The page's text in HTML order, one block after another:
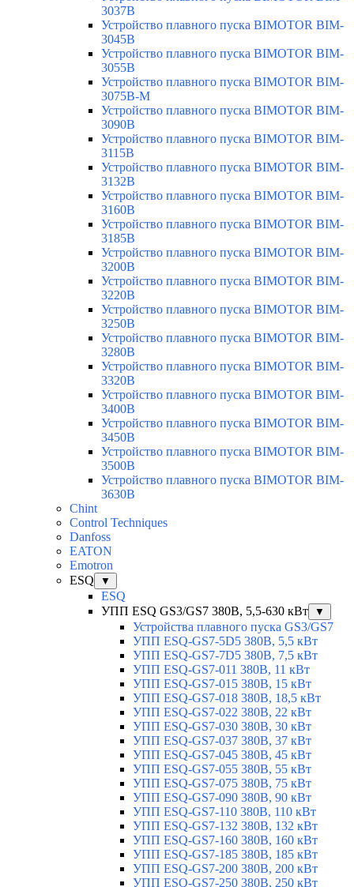
3037B
Устройство плавного пуска BIMOTOR BIM-
3045B
Устройство плавного пуска BIMOTOR BIM-
3055B
Устройство плавного пуска BIMOTOR BIM-
3075B-M
Устройство плавного пуска BIMOTOR BIM-
3090B
Устройство плавного пуска BIMOTOR BIM-
3115B
Устройство плавного пуска BIMOTOR BIM-
3132B
Устройство плавного пуска BIMOTOR BIM-
3160B
Устройство плавного пуска BIMOTOR BIM-
3185B
Устройство плавного пуска BIMOTOR BIM-
3200B
Устройство плавного пуска BIMOTOR BIM-
3220B
Устройство плавного пуска BIMOTOR BIM-
3250B
Устройство плавного пуска BIMOTOR BIM-
3280B
Устройство плавного пуска BIMOTOR BIM-
3320B
Устройство плавного пуска BIMOTOR BIM-
3400B
Устройство плавного пуска BIMOTOR BIM-
3450B
Устройство плавного пуска BIMOTOR BIM-
3500B
Устройство плавного пуска BIMOTOR BIM-
3630B
Chint
Control Techniques
Danfoss
EATON
Emotron
ESQ
▼
ESQ
УПП ESQ GS3/GS7 380В, 5,5-630 кВт
▼
Устройства плавного пуска GS3/GS7
УПП ESQ-GS7-5D5 380В, 5,5 кВт
УПП ESQ-GS7-7D5 380В, 7,5 кВт
УПП ESQ-GS7-011 380В, 11 кВт
УПП ESQ-GS7-015 380В, 15 кВт
УПП ESQ-GS7-018 380В, 18,5 кВт
УПП ESQ-GS7-022 380В, 22 кВт
УПП ESQ-GS7-030 380В, 30 кВт
УПП ESQ-GS7-037 380В, 37 кВт
УПП ESQ-GS7-045 380В, 45 кВт
УПП ESQ-GS7-055 380В, 55 кВт
УПП ESQ-GS7-075 380В, 75 кВт
УПП ESQ-GS7-090 380В, 90 кВт
УПП ESQ-GS7-110 380В, 110 кВт
УПП ESQ-GS7-132 380В, 132 кВт
УПП ESQ-GS7-160 380В, 160 кВт
УПП ESQ-GS7-185 380В, 185 кВт
УПП ESQ-GS7-200 380В, 200 кВт
УПП ESQ-GS7-250 380В, 250 кВт